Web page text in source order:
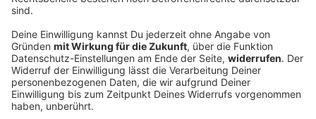
drei Tote
Bei einem Unfall auf der A3 werden drei Menschen
tödlich verletzt. Die Bergung ist kompliziert. Das hat
auch Folgen für Berufsverkehr und Bahnreisende.